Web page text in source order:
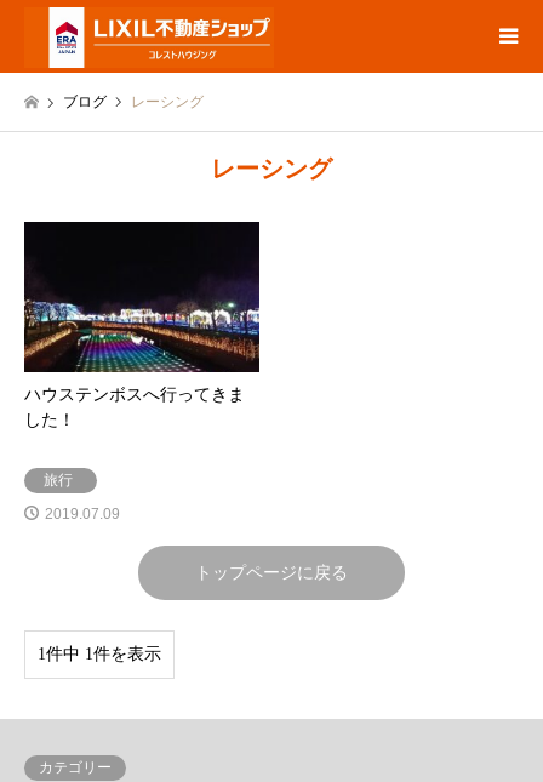
ブログ レーシング
レーシング
ハウステンボスへ行ってきま
した！
旅行
2019.07.09
トップページに戻る
1件中 1件を表示
カテゴリー